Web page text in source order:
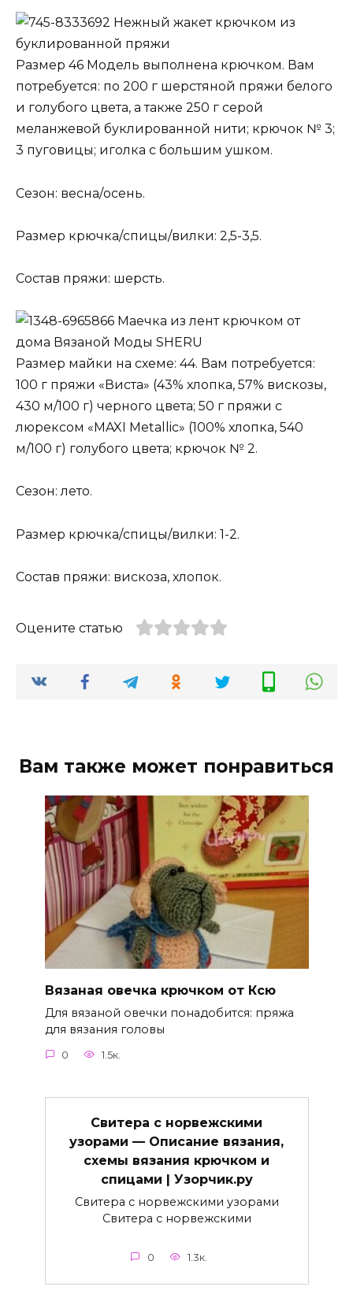
Нежный жакет крючком из
буклированной пряжи
Размер 46 Модель выполнена крючком. Вам
потребуется: по 200 г шерстяной пряжи белого
и голубого цвета, а также 250 г серой
меланжевой буклированной нити; крючок № 3;
3 пуговицы; иголка с большим ушком.
Сезон: весна/осень.
Размер крючка/спицы/вилки: 2,5-3,5.
Состав пряжи: шерсть.
Маечка из лент крючком от
дома Вязаной Моды SHERU
Размер майки на схеме: 44. Вам потребуется:
100 г пряжи «Виста» (43% хлопка, 57% вискозы,
430 м/100 г) черного цвета; 50 г пряжи с
люрексом «MAXI Metallic» (100% хлопка, 540
м/100 г) голубого цвета; крючок № 2.
Сезон: лето.
Размер крючка/спицы/вилки: 1-2.
Состав пряжи: вискоза, хлопок.
Оцените статью
Вам также может понравиться
Вязаная овечка крючком от Ксю
Для вязаной овечки понадобится: пряжа
для вязания головы
0 1.5к.
Свитера с норвежскими
узорами — Описание вязания,
схемы вязания крючком и
спицами | Узорчик.ру
Свитера с норвежскими узорами
Свитера с норвежскими
0 1.3к.